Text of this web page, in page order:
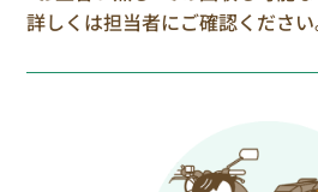
詳しくは担当者にご確認ください